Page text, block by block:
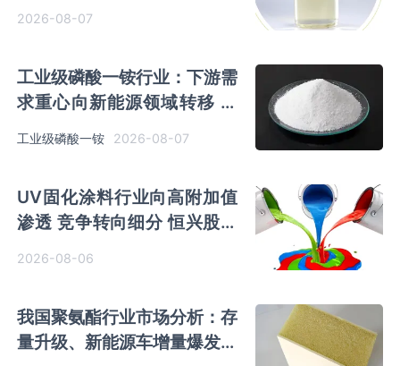
2026-08-07
工业级磷酸一铵行业：下游需
求重心向新能源领域转移 产
业链一体化趋势清晰
工业级磷酸一铵 2026-08-07
UV固化涂料行业向高附加值
渗透 竞争转向细分 恒兴股份
2026-08-06
我国聚氨酯行业市场分析：存
量升级、新能源车增量爆发与